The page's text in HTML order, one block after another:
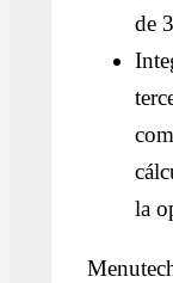
de
la